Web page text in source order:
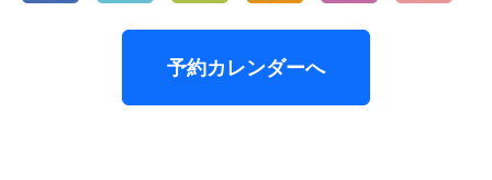
予約カレンダーへ